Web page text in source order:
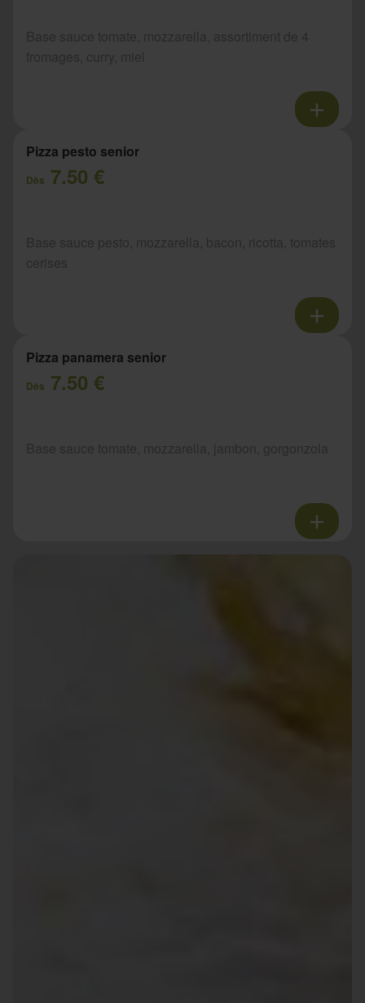
Pizza pesto senior
Dès 7.50 €
Pizza panamera senior
Dès 7.50 €